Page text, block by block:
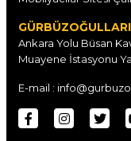
Ankara Yolu Büsan
Muayene İstasyonu
E-mail :